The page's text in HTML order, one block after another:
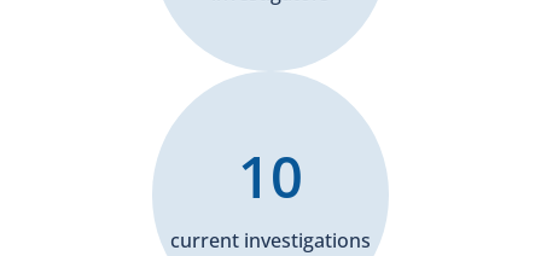
current investigations
10